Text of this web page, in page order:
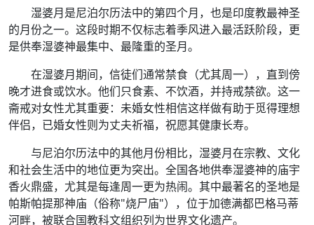
湿婆月是尼泊尔历法中的第四个月，也是印度教最神圣
的月份之一。这段时期不仅标志着季风进入最活跃阶段，更
是供奉湿婆神最集中、最隆重的圣月。
在湿婆月期间，信徒们通常禁食（尤其周一），直到傍
晚才进食或饮水。他们只食素、不饮酒，并持戒禁欲。这一
斋戒对女性尤其重要：未婚女性相信这样做有助于觅得理想
伴侣，已婚女性则为丈夫祈福，祝愿其健康长寿。
与尼泊尔历法中的其他月份相比，湿婆月在宗教、文化
和社会生活中的地位更为突出。全国各地供奉湿婆神的庙宇
香火鼎盛，尤其是每逢周一更为热闹。其中最著名的圣地是
帕斯帕提那神庙（俗称"烧尸庙"），位于加德满都巴格马蒂
河畔，被联合国教科文组织列为世界文化遗产。